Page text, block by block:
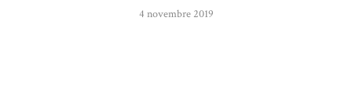
4 novembre 2019